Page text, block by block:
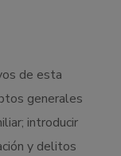
de esta
generales
introducir
y delitos